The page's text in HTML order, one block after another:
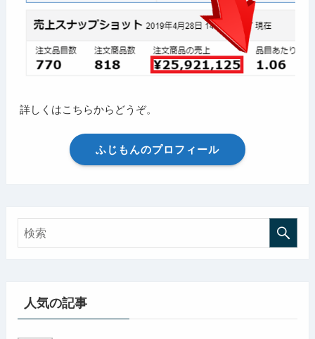
詳しくはこちらからどうぞ。
ふじもんのプロフィール
人気の記事